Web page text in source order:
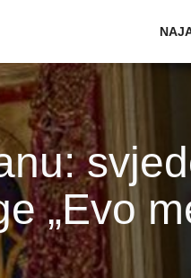
„Evo